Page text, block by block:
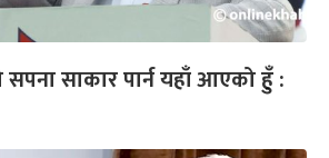
साकार पार्न यहाँ आएको हुँ :